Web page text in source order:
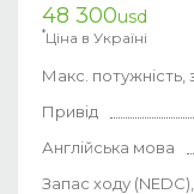
48 300usd
*Ціна в Україні
Макс. потужність,
Привід
Англійська мова
Запас ходу